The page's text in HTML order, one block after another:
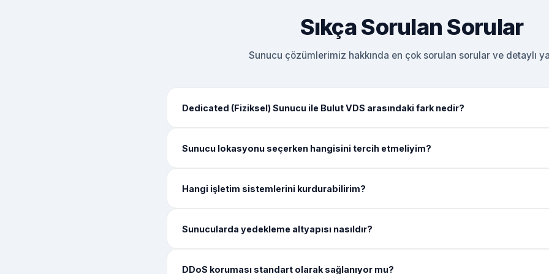
Sıkça Sorulan Sorular
Sunucu çözümlerimiz hakkında en çok sorulan sorular ve detaylı
Dedicated (Fiziksel) Sunucu ile Bulut VDS arasındaki fark nedir?
Sunucu lokasyonu seçerken hangisini tercih etmeliyim?
Hangi işletim sistemlerini kurdurabilirim?
Sunucularda yedekleme altyapısı nasıldır?
DDoS koruması standart olarak sağlanıyor mu?